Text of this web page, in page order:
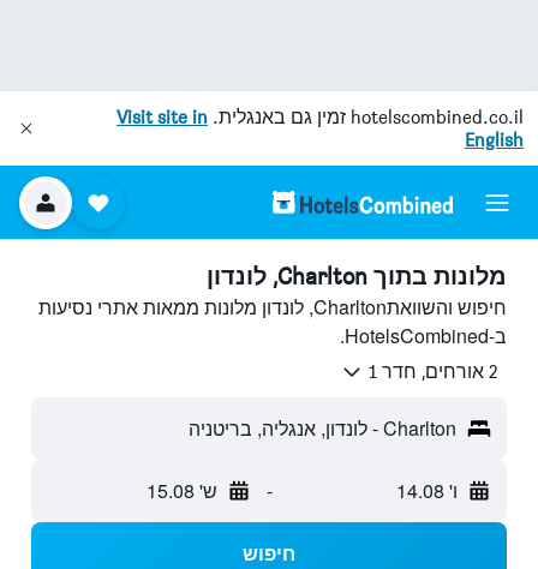
hotelscombined.co.il זמין גם באנגלית. Visit site in
English
מלונות בתוך Charlton, לונדון
חיפוש והשוואתCharlton, לונדון מלונות ממאות אתרי נסיעות
ב-HotelsCombined.
2 אורחים, חדר 1
Charlton - לונדון, אנגליה, בריטניה
ו' 14.08 - ש' 15.08
חיפוש